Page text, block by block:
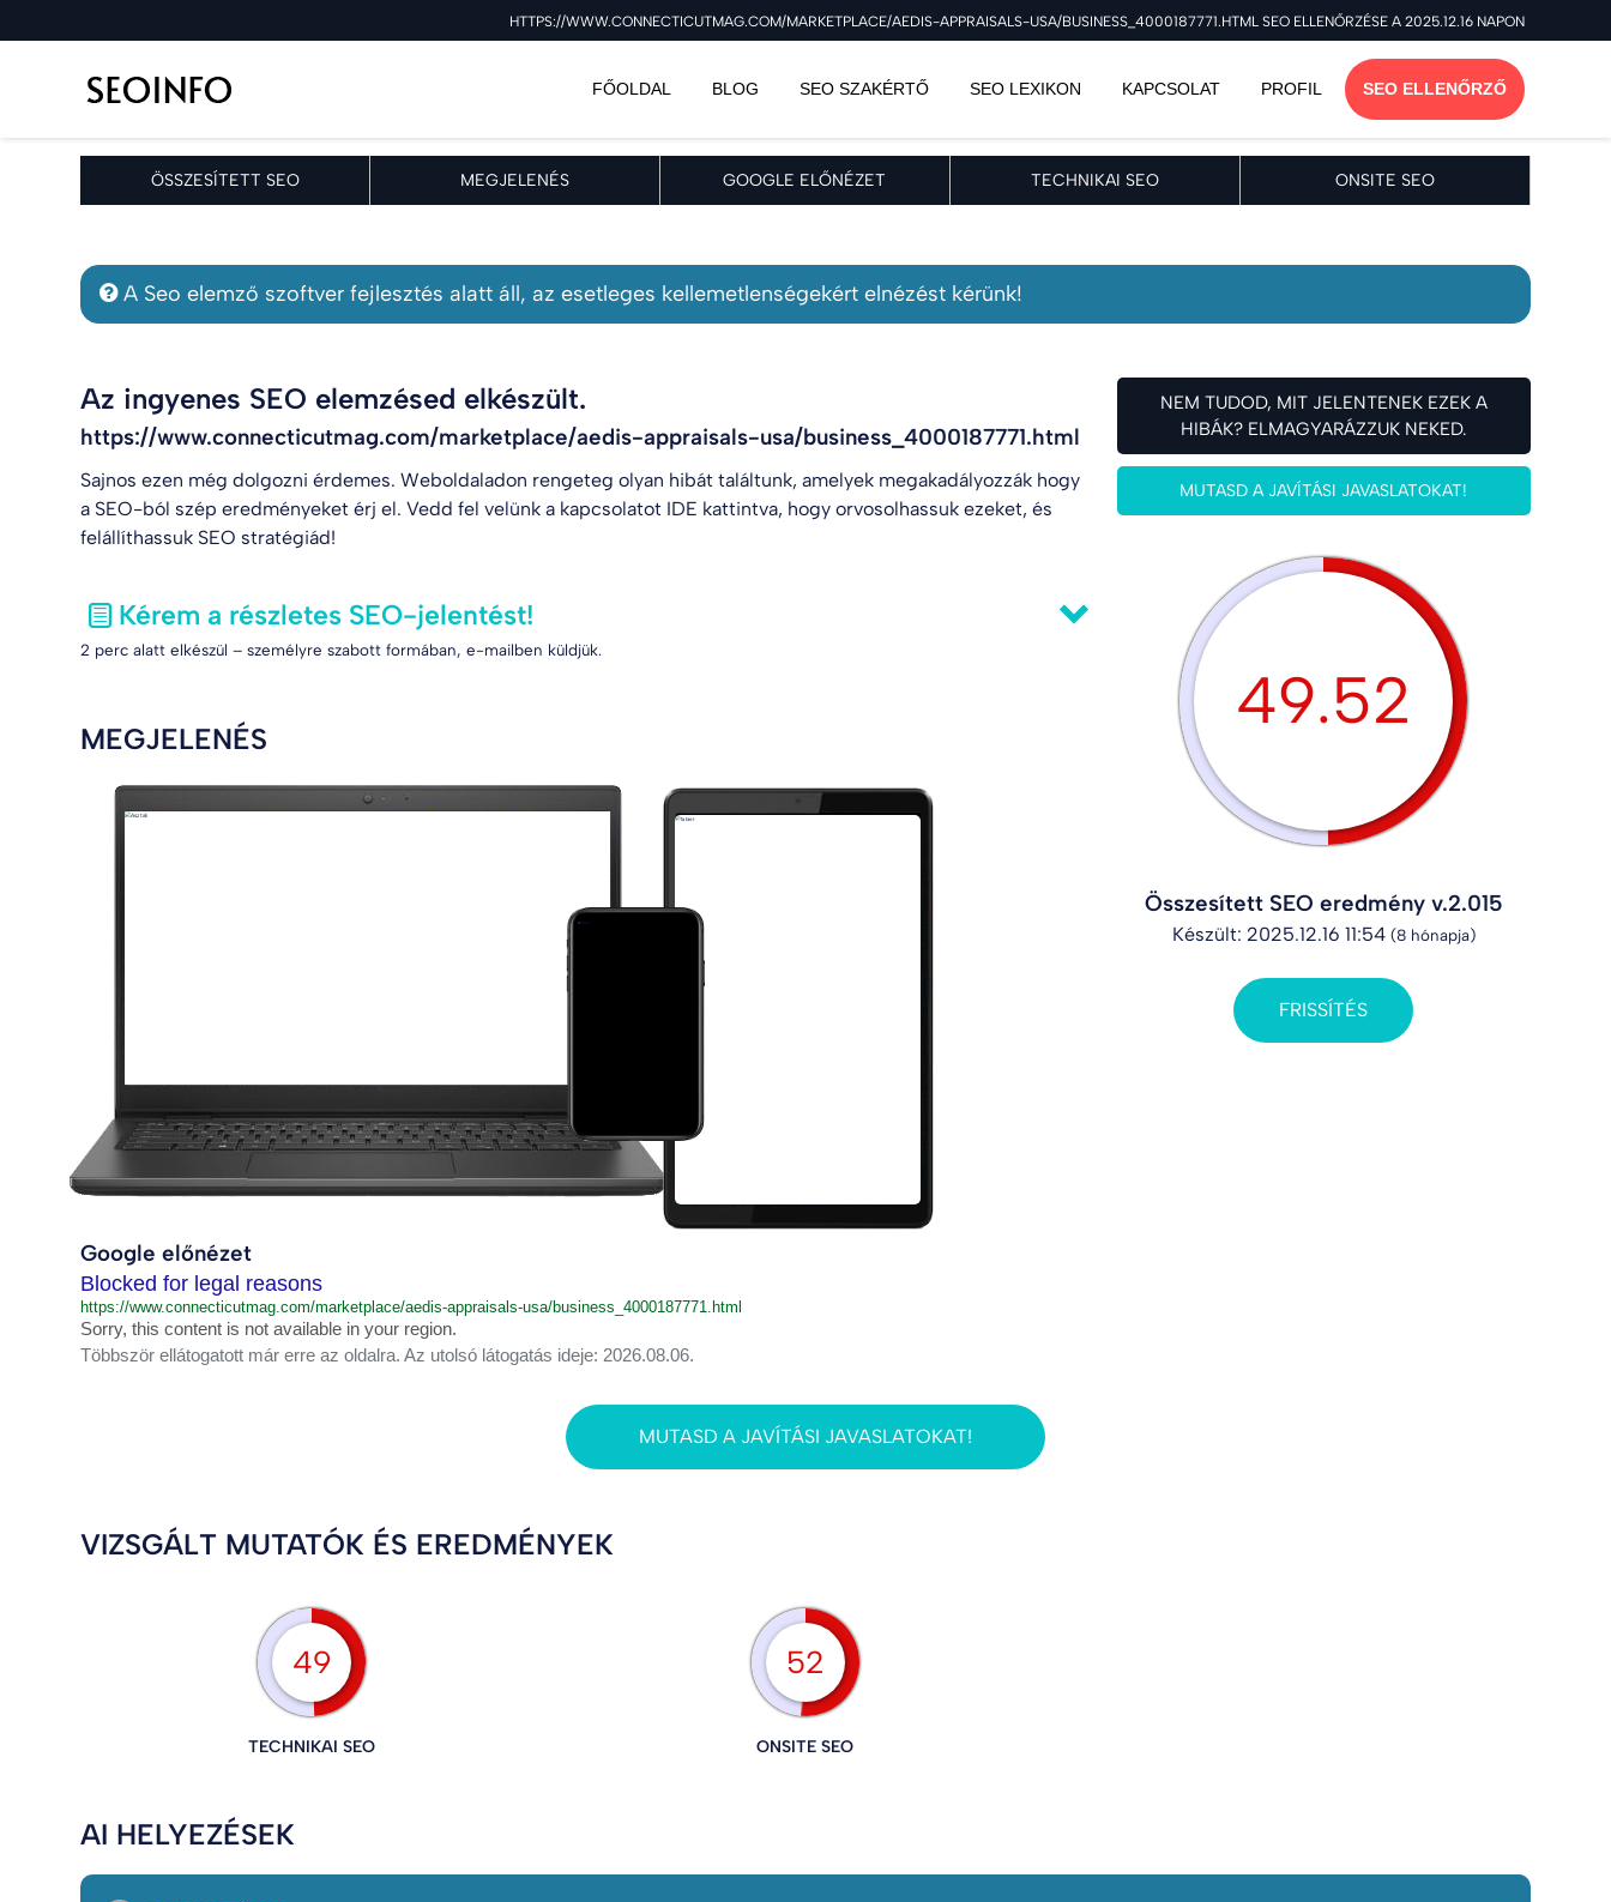
HTTPS://WWW.CONNECTICUTMAG.COM/MARKETPLACE/AEDIS-APPRAISALS-USA/BUSINESS_4000187771.HTML SEO ELLENŐRZÉSE A 2025.12.16 NAPON
FŐOLDAL BLOG SEO SZAKÉRTŐ SEO LEXIKON KAPCSOLAT PROFIL SEO ELLENŐRZŐ
ÖSSZESÍTETT SEO MEGJELENÉS GOOGLE ELŐNÉZET TECHNIKAI SEO ONSITE SEO
A Seo elemző szoftver fejlesztés alatt áll, az esetleges kellemetlenségekért elnézést kérünk!
Az ingyenes SEO elemzésed elkészült.
https://www.connecticutmag.com/marketplace/aedis-appraisals-usa/business_4000187771.html
Sajnos ezen még dolgozni érdemes. Weboldaladon rengeteg olyan hibát találtunk, amelyek megakadályozzák hogy
a SEO-ból szép eredményeket érj el. Vedd fel velünk a kapcsolatot IDE kattintva, hogy orvosolhassuk ezeket, és
felállíthassuk SEO stratégiád!
Kérem a részletes SEO-jelentést!
2 perc alatt elkészül – személyre szabott formában, e-mailben küldjük.
MEGJELENÉS
NEM TUDOD, MIT JELENTENEK EZEK A
HIBÁK? ELMAGYARÁZZUK NEKED.
MUTASD A JAVÍTÁSI JAVASLATOKAT!
49.52
Összesített SEO eredmény v.2.015
Készült: 2025.12.16 11:54 (8 hónapja)
FRISSÍTÉS
Google előnézet
Blocked for legal reasons
https://www.connecticutmag.com/marketplace/aedis-appraisals-usa/business_4000187771.html
Sorry, this content is not available in your region.
Többször ellátogatott már erre az oldalra. Az utolsó látogatás ideje: 2026.08.06.
MUTASD A JAVÍTÁSI JAVASLATOKAT!
VIZSGÁLT MUTATÓK ÉS EREDMÉNYEK
49
TECHNIKAI SEO
52
ONSITE SEO
AI HELYEZÉSEK